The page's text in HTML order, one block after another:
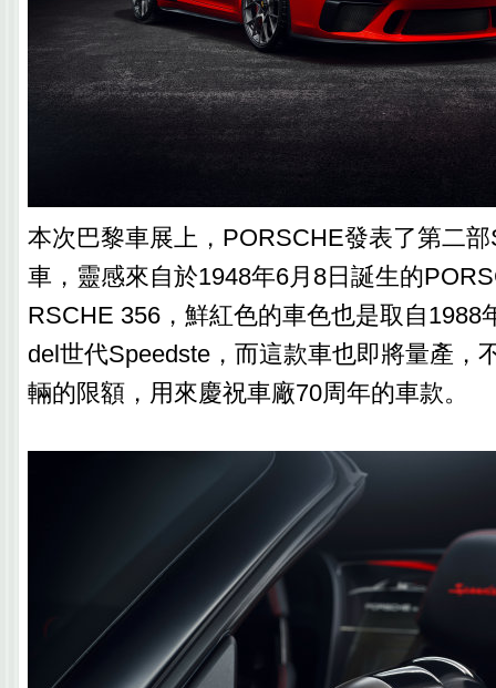
本次巴黎車展上，PORSCHE發表了第二
車，靈感來自於1948年6月8日誕生的
RSCHE 356，鮮紅色的車色也是取自1988
del世代Speedste，而這款車也即將量產，
輛的限額，用來慶祝車廠70周年的車款。